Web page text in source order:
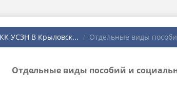
УСЗН В Крыловск... Отдельные виды
Отдельные виды пособий и